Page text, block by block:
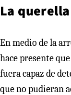
La querella
En medio de la
hace presente
fuera capaz de
que no pudieran